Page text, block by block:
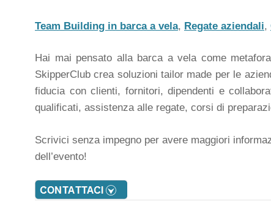
Team Building in barca a vela, Regate aziendali,
Hai mai pensato alla barca a vela come
SkipperClub crea soluzioni tailor made per le
fiducia con clienti, fornitori, dipendenti e
qualificati, assistenza alle regate, corsi di
Scrivici senza impegno per avere maggiori
dell’evento!